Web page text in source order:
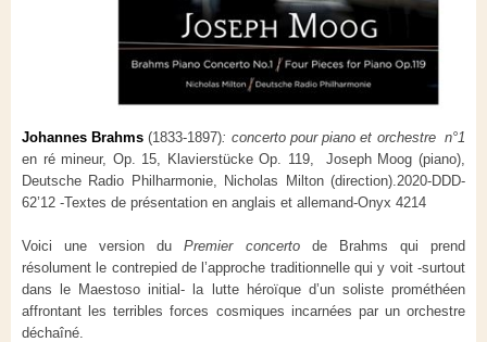
Johannes Brahms (1833-1897): concerto pour piano et orchestre n°1
en ré mineur, Op. 15, Klavierstücke Op. 119, Joseph Moog (piano),
Deutsche Radio Philharmonie, Nicholas Milton (direction). 2020-DDD-
62’12 -Textes de présentation en anglais et allemand-Onyx 4214
Voici une version duPremier concertode Brahms qui prend
résolument le contrepied de l’approche traditionnelle qui y voit -surtout
dans le Maestoso initial- la lutte héroïque d’un soliste prométhéen
affrontant les terribles forces cosmiques incarnées par un orchestre
déchaîné.